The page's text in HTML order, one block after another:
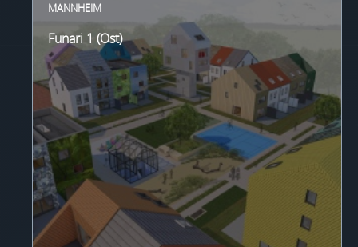
MANNHEIM
Funari 1 (Ost)